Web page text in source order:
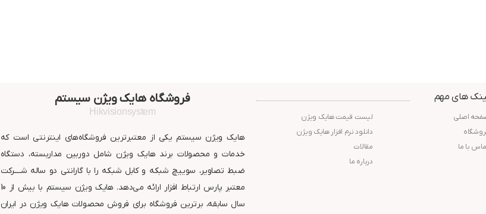
های مهم
اصلی
با ما
لیست قیمت هایک ویژن
دانلود نرم افزار هایک ویژن
مقالات
درباره ما
فروشگاه هایک ویژن سیستم
Hikvisionsystem
هایک ویژن سیستم یکی از معتبرترین فروشگاه‌های اینترنتی است که
خدمات و محصولات برند هایک ویژن شامل دوربین مداربسته، دستگاه
ضبط تصاویر، سوییچ شبکه و کابل شبکه را با گارانتی دو ساله شــــرکت
معتبر پارس ارتباط افزار ارائه می‌دهد. هایک ویژن سیستم با بیش از 10
سال سابقه، برترین فروشگاه برای فروش محصولات هایک ویژن در ایران